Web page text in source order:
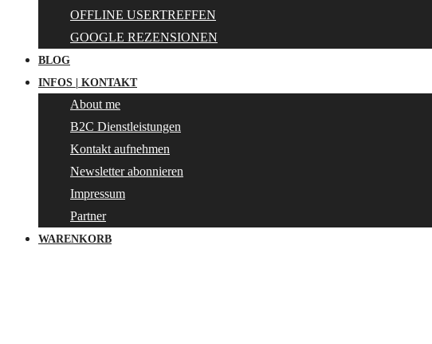
OFFLINE USERTREFFEN
GOOGLE REZENSIONEN
BLOG
INFOS | KONTAKT
About me
B2C Dienstleistungen
Kontakt aufnehmen
Newsletter abonnieren
Impressum
Partner
WARENKORB